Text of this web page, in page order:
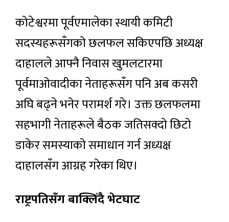
कोटेश्वरमा पूर्वएमालेका स्थायी कमिटी
सदस्यहरूसँगको छलफल सकिएपछि अध्यक्ष
दाहालले आफ्नै निवास खुमलटारमा
पूर्वमाओवादीका नेताहरूसँग पनि अब कसरी
अघि बढ्ने भनेर परामर्श गरे। उक्त छलफलमा
सहभागी नेताहरूले बैठक जतिसक्दो छिटो
डाकेर समस्याको समाधान गर्न अध्यक्ष
दाहालसँग आग्रह गरेका थिए।
राष्ट्रपतिसँग बाक्लिँदै भेटघाट